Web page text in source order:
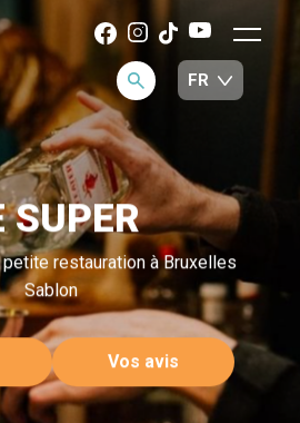
SUPER
restauration à Bruxelles
Sablon
Vos avis